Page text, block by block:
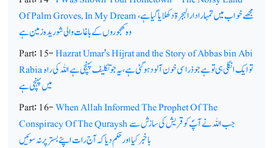
Of Palm Groves, In My Dreamمجھے خواب میں تمہارا دارالہجرۃ دکھلایا گیا ہے،
وہ کھجوروں کے باغات والی شوریدہ زمین ہے
Part: 15-Hazrat Umar's Hijrat and the Story of Abbas bin Abi
Rabiaتو ایک انگلی ہی تو ہے جو ذرا سی خون آلود ہوگئی ہے،یہ جو تکلیف پہنچی ہے اللہ کی راہ
میں پہنچی ہے
Part: 16-When Allah Informed The Prophet Of The
Conspiracy Of The Qurayshجب اللہ نے آپؐ کو قریش کی سازش سے
باخبرکیا اور حکم دیا کہ آج رات اپنے بستر پر نہ سوئیں